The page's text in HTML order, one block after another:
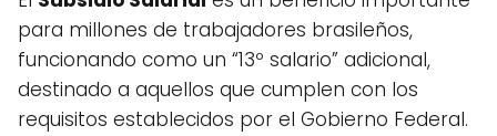
para millones de trabajadores brasileños,
funcionando como un “13º salario” adicional,
destinado a aquellos que cumplen con los
requisitos establecidos por el Gobierno Federal.